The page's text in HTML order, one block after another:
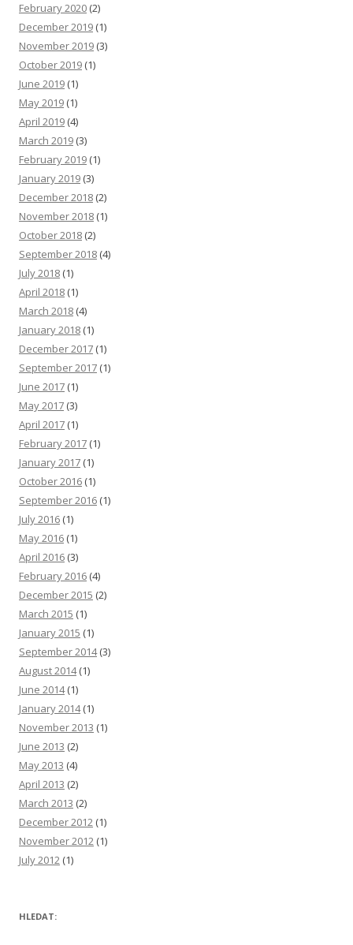
February 2020 (2)
December 2019 (1)
November 2019 (3)
October 2019 (1)
June 2019 (1)
May 2019 (1)
April 2019 (4)
March 2019 (3)
February 2019 (1)
January 2019 (3)
December 2018 (2)
November 2018 (1)
October 2018 (2)
September 2018 (4)
July 2018 (1)
April 2018 (1)
March 2018 (4)
January 2018 (1)
December 2017 (1)
September 2017 (1)
June 2017 (1)
May 2017 (3)
April 2017 (1)
February 2017 (1)
January 2017 (1)
October 2016 (1)
September 2016 (1)
July 2016 (1)
May 2016 (1)
April 2016 (3)
February 2016 (4)
December 2015 (2)
March 2015 (1)
January 2015 (1)
September 2014(3)
August 2014(1)
June 2014(1)
January 2014(1)
November 2013 (1)
June 2013 (2)
May 2013 (4)
April 2013 (2)
March 2013 (2)
December 2012 (1)
November 2012 (1)
July 2012 (1)
HLEDAT: